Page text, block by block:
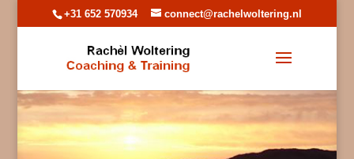
+31 652 570934 connect@rachelwoltering.nl